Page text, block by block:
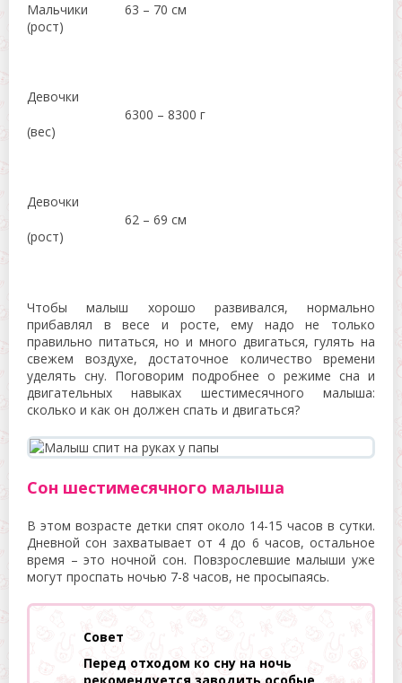
Мальчики
(рост)
63 – 70 см
Девочки
(вес)
6300 – 8300 г
Девочки
(рост)
62 – 69 см
Чтобы малыш хорошо развивался, нормально
прибавлял в весе и росте, ему надо не только
правильно питаться, но и много двигаться, гулять на
свежем воздухе, достаточное количество времени
уделять сну. Поговорим подробнее о режиме сна и
двигательных навыках шестимесячного малыша:
сколько и как он должен спать и двигаться?
Сон шестимесячного малыша
В этом возрасте детки спят около 14-15 часов в сутки.
Дневной сон захватывает от 4 до 6 часов, остальное
время – это ночной сон. Повзрослевшие малыши уже
могут проспать ночью 7-8 часов, не просыпаясь.
Совет
Перед отходом ко сну на ночь